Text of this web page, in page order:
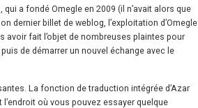
a fondé Omegle en 2009 (il n’avait alors que
dernier billet de weblog, l’exploitation d’Omegle
avoir fait l’objet de nombreuses plaintes pour
de démarrer un nouvel échange avec le
La fonction de traduction intégrée d’Azar
où vous pouvez essayer quelque